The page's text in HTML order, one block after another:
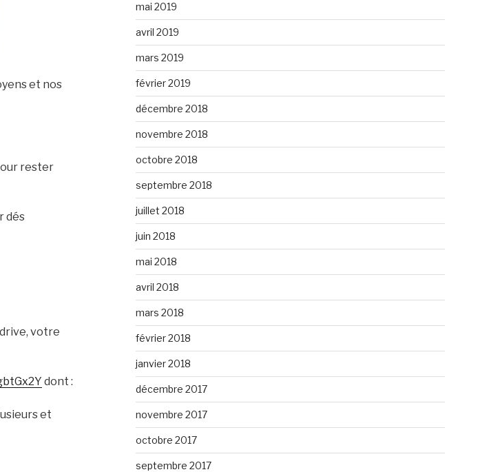
et nos
rester
dés
votre
dont :
et
mai 2019
avril 2019
mars 2019
février 2019
décembre 2018
novembre 2018
octobre 2018
septembre 2018
juillet 2018
juin 2018
mai 2018
avril 2018
mars 2018
février 2018
janvier 2018
décembre 2017
novembre 2017
octobre 2017
septembre 2017